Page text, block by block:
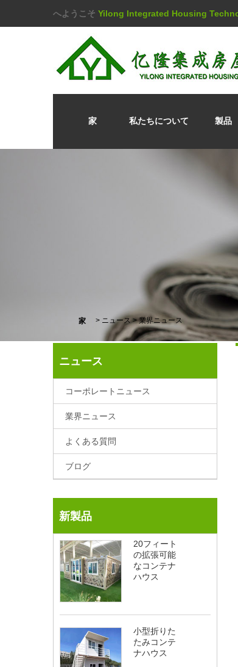
へようこそ Yilong Integrated Housing
家 私たちについて 製品
家 > ニュース > 業界ニュース
ニュース
コーポレートニュース
業界ニュース
よくある質問
ブログ
新製品
20フィート
の拡張可能
なコンテナ
ハウス
小型折りた
たみコンテ
ナハウス